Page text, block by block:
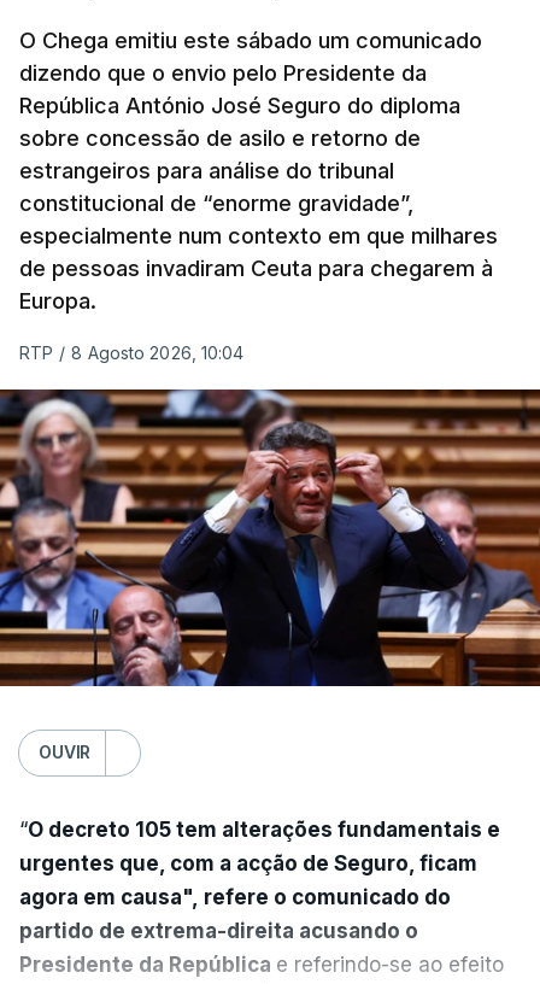
O Chega emitiu este sábado um comunicado
dizendo que o envio pelo Presidente da
República António José Seguro do diploma
sobre concessão de asilo e retorno de
estrangeiros para análise do tribunal
constitucional de “enorme gravidade”,
especialmente num contexto em que milhares
de pessoas invadiram Ceuta para chegarem à
Europa.
RTP / 8 Agosto 2026, 10:04
OUVIR
“O decreto 105 tem alterações fundamentais e
urgentes que, com a acção de Seguro, ficam
agora em causa", refere o comunicado do
partido de extrema-direita acusando o
Presidente da República e referindo-se ao efeito